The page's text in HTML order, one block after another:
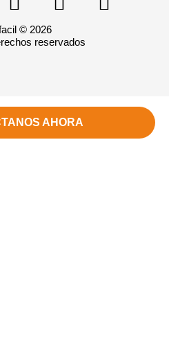
© 2026
reservados
AHORA